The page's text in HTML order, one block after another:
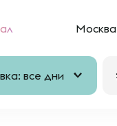
Москва
все дни